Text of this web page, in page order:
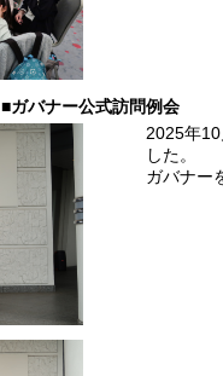
■ガバナー公式訪問例会
2025年
した。
ガバナー